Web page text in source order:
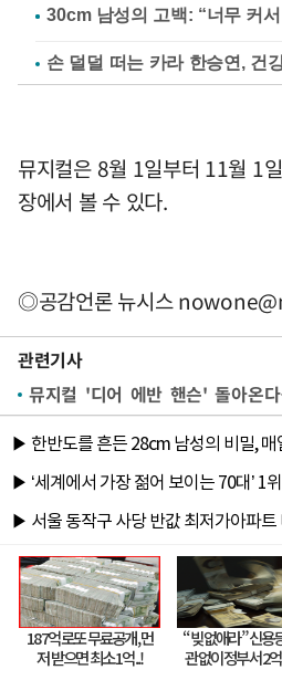
손 덜덜 떠는 카라 한승연, 건
뮤지컬은 8월 1일부터 11월 1
장에서 볼 수 있다.
◎공감언론 뉴시스
관련기사
뮤지컬 '디어 에반 핸슨' 돌아온